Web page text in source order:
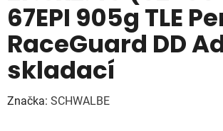
67EPI 905g TLE
RaceGuard DD
skladací
Značka: SCHWALBE